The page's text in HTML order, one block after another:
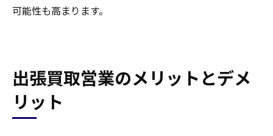
可能性も高まります。
出張買取営業のメリットとデメ
リット